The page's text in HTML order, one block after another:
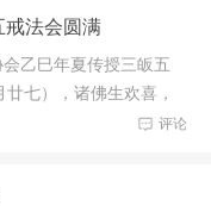
戒法会圆满
乙巳年夏传授三皈五
七），诸佛生欢喜，
评论